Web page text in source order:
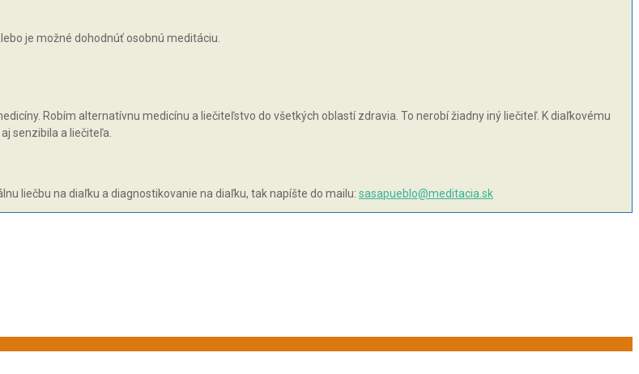
je možné dohodnúť osobnú meditáciu.
Robím alternatívnu medicínu a liečiteľstvo do všetkých oblastí zdravia. To nerobí žiadny iný liečiteľ. K diaľkovému
senzibila a liečiteľa.
liečbu na diaľku a diagnostikovanie na diaľku, tak napíšte do mailu: sasapueblo@meditacia.sk